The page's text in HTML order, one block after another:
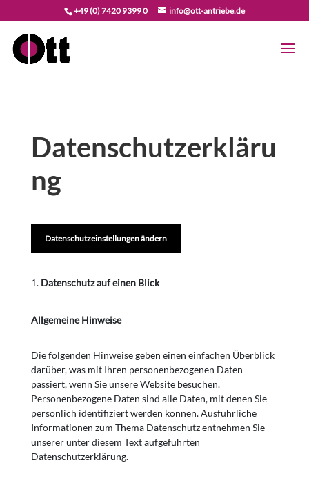
+49 (0) 7420 9399 0 info@ott-antriebe.de
Datenschutzerkläru
ng
Datenschutzeinstellungen ändern
Datenschutz auf einen Blick
Allgemeine Hinweise
Die folgenden Hinweise geben einen einfachen Überblick
darüber, was mit Ihren personenbezogenen Daten
passiert, wenn Sie unsere Website besuchen.
Personenbezogene Daten sind alle Daten, mit denen Sie
persönlich identifiziert werden können. Ausführliche
Informationen zum Thema Datenschutz entnehmen Sie
unserer unter diesem Text aufgeführten
Datenschutzerklärung.